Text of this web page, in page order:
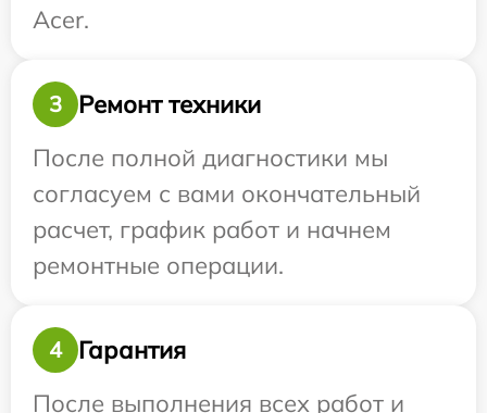
Acer.
3
Ремонт техники
После полной диагностики мы
согласуем с вами окончательный
расчет, график работ и начнем
ремонтные операции.
4
Гарантия
После выполнения всех работ и